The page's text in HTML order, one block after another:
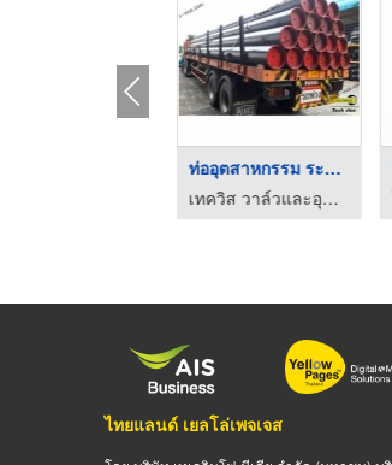
ท่ออุตสาหกรรม ระยอง
เทควิส วาล์วและอุปกรณ์ฟิตติ้ง ระยอง
ไทยแลนด์ เยลโล่เพจเจส